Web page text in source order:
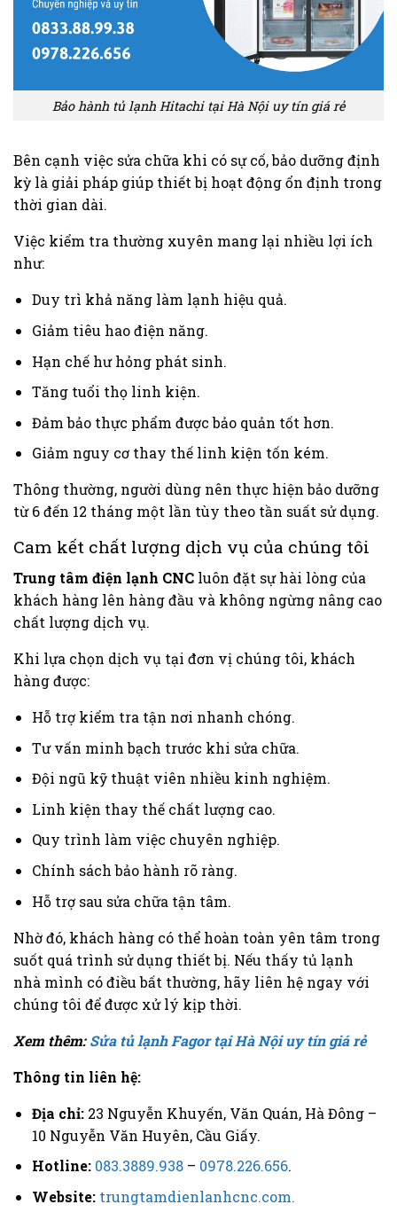
Bảo hành tủ lạnh Hitachi tại Hà Nội uy tín giá rẻ
Bên cạnh việc sửa chữa khi có sự cố, bảo dưỡng định
kỳ là giải pháp giúp thiết bị hoạt động ổn định trong
thời gian dài.
Việc kiểm tra thường xuyên mang lại nhiều lợi ích
như:
Duy trì khả năng làm lạnh hiệu quả.
Giảm tiêu hao điện năng.
Hạn chế hư hỏng phát sinh.
Tăng tuổi thọ linh kiện.
Đảm bảo thực phẩm được bảo quản tốt hơn.
Giảm nguy cơ thay thế linh kiện tốn kém.
Thông thường, người dùng nên thực hiện bảo dưỡng
từ 6 đến 12 tháng một lần tùy theo tần suất sử dụng.
Cam kết chất lượng dịch vụ của chúng tôi
Trung tâm điện lạnh CNC luôn đặt sự hài lòng của
khách hàng lên hàng đầu và không ngừng nâng cao
chất lượng dịch vụ.
Khi lựa chọn dịch vụ tại đơn vị chúng tôi, khách
hàng được:
Hỗ trợ kiểm tra tận nơi nhanh chóng.
Tư vấn minh bạch trước khi sửa chữa.
Đội ngũ kỹ thuật viên nhiều kinh nghiệm.
Linh kiện thay thế chất lượng cao.
Quy trình làm việc chuyên nghiệp.
Chính sách bảo hành rõ ràng.
Hỗ trợ sau sửa chữa tận tâm.
Nhờ đó, khách hàng có thể hoàn toàn yên tâm trong
suốt quá trình sử dụng thiết bị. Nếu thấy tủ lạnh
nhà mình có điều bất thường, hãy liên hệ ngay với
chúng tôi để được xử lý kịp thời.
Xem thêm:Sửa tủ lạnh Fagor tại Hà Nội uy tín giá rẻ
Thông tin liên hệ:
Địa chỉ:23 Nguyễn Khuyến, Văn Quán, Hà Đông –
10 Nguyễn Văn Huyên, Cầu Giấy.
Hotline: 083.3889.938– 0978.226.656.
Website: trungtamdienlanhcnc.com.